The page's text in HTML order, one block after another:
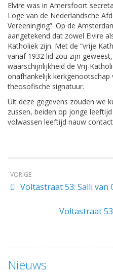
Elvire was in Amersfoort
Loge van de Nederlandsche
Vereeninging”. Op de
aangetekend dat zowel Elvire
Katholiek zijn. Met de “vrije
vanaf 1932 lid zou zijn
waarschijnlijkheid de Vrij-
onafhankelijk kerkgenootschap
theosofische signatuur.
Uit deze gegevens zouden we
zussen, beiden op jonge
volwassen leeftijd nauw
VORIGE
Voltastraat 53: Salli van
Voltastraat
Nieuws